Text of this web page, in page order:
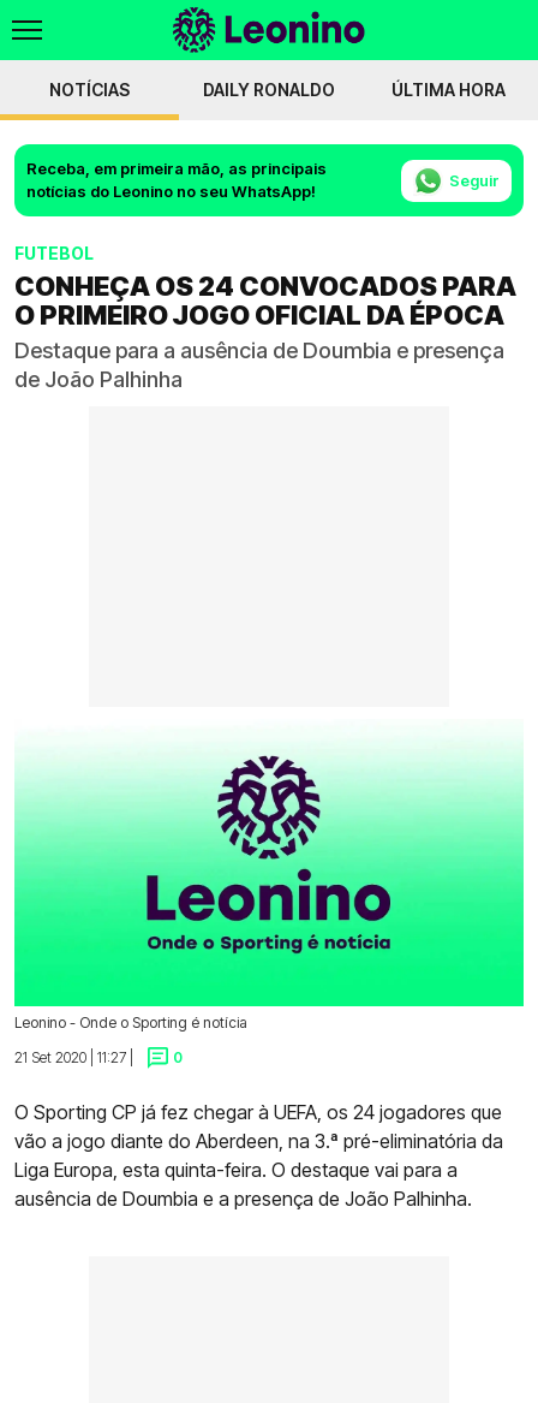
NOTÍCIAS DAILY RONALDO ÚLTIMA HORA
Receba, em primeira mão, as principais
notícias do Leonino no seu WhatsApp!
Seguir
FUTEBOL
CONHEÇA OS 24 CONVOCADOS PARA
O PRIMEIRO JOGO OFICIAL DA ÉPOCA
Destaque para a ausência de Doumbia e presença
de João Palhinha
Leonino - Onde o Sporting é notícia
21 Set 2020 | 11:27 |
0
O Sporting CP já fez chegar à UEFA, os 24 jogadores que
vão a jogo diante do Aberdeen, na 3.ª pré-eliminatória da
Liga Europa, esta quinta-feira. O destaque vai para a
ausência de Doumbia e a presença de João Palhinha.